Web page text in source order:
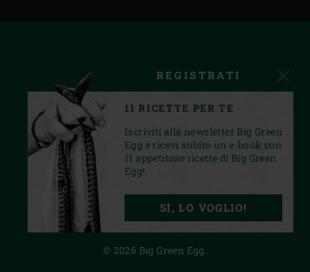
FACEBOOKINSTAGRAM
PRIVACY STATEMENT
© 2026 Big Green Egg.
REGISTRATI
11 RICETTE PER TE
Iscriviti alla newsletter Big Green
Egg e ricevi subito un e-book con
11 appetitose ricette di Big Green
Egg!
SÌ, LO VOGLIO!